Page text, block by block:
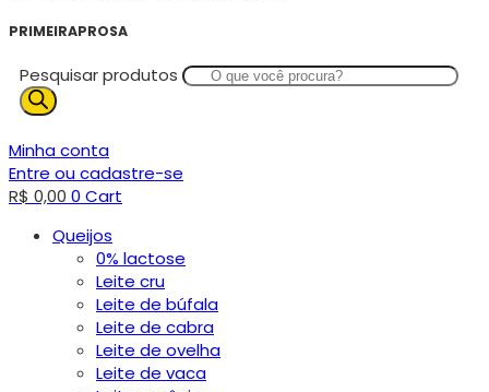
PRIMEIRAPROSA
Pesquisar produtos
Minha conta
Entre ou cadastre-se
R$ 0,00 0 Cart
Queijos
0% lactose
Leite cru
Leite de búfala
Leite de cabra
Leite de ovelha
Leite de vaca